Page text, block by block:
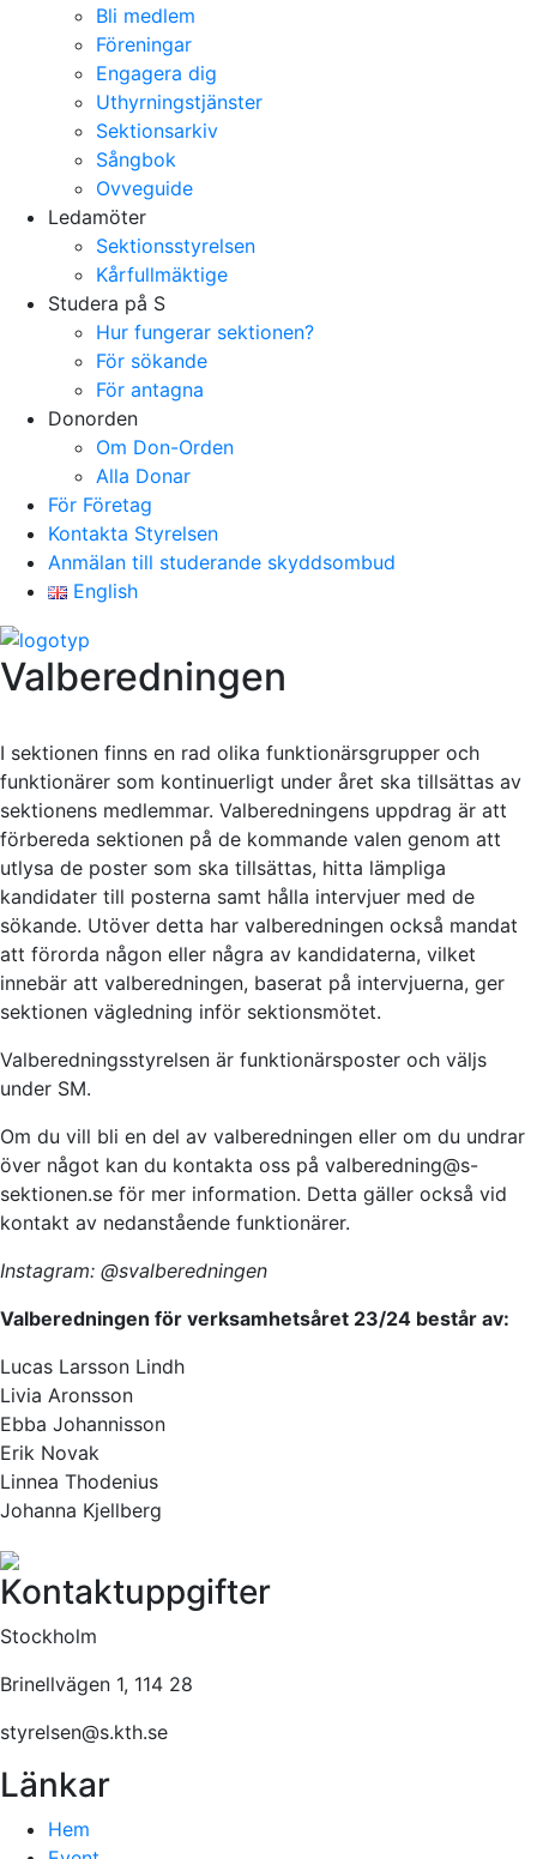
Bli medlem
Föreningar
Engagera dig
Uthyrningstjänster
Sektionsarkiv
Sångbok
Ovveguide
Ledamöter
Sektionsstyrelsen
Kårfullmäktige
Studera på S
Hur fungerar sektionen?
För sökande
För antagna
Donorden
Om Don-Orden
Alla Donar
För Företag
Kontakta Styrelsen
Anmälan till studerande skyddsombud
English
Valberedningen
I sektionen finns en rad olika funktionärsgrupper och
funktionärer som kontinuerligt under året ska tillsättas av
sektionens medlemmar. Valberedningens uppdrag är att
förbereda sektionen på de kommande valen genom att
utlysa de poster som ska tillsättas, hitta lämpliga
kandidater till posterna samt hålla intervjuer med de
sökande. Utöver detta har valberedningen också mandat
att förorda någon eller några av kandidaterna, vilket
innebär att valberedningen, baserat på intervjuerna, ger
sektionen vägledning inför sektionsmötet.
Valberedningsstyrelsen är funktionärsposter och väljs
under SM.
Om du vill bli en del av valberedningen eller om du undrar
över något kan du kontakta oss på valberedning@s-
sektionen.se för mer information. Detta gäller också vid
kontakt av nedanstående funktionärer.
Instagram: @svalberedningen
Valberedningen för verksamhetsåret 23/24 består av:
Lucas Larsson Lindh
Livia Aronsson
Ebba Johannisson
Erik Novak
Linnea Thodenius
Johanna Kjellberg
Kontaktuppgifter
Stockholm
Brinellvägen 1, 114 28
styrelsen@s.kth.se
Länkar
Hem